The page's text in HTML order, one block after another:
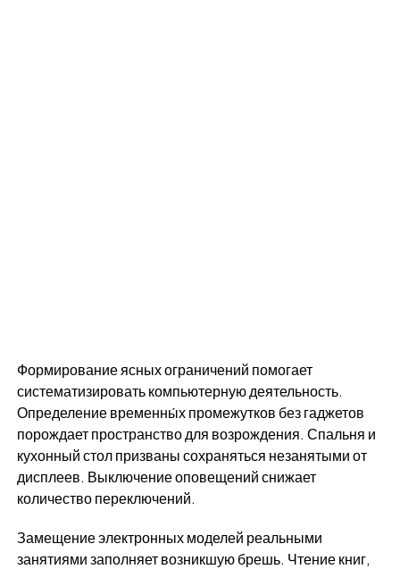
Формирование ясных ограничений помогает
систематизировать компьютерную деятельность.
Определение временны́х промежутков без гаджетов
порождает пространство для возрождения. Спальня и
кухонный стол призваны сохраняться незанятыми от
дисплеев. Выключение оповещений снижает
количество переключений.
Замещение электронных моделей реальными
занятиями заполняет возникшую брешь. Чтение книг,